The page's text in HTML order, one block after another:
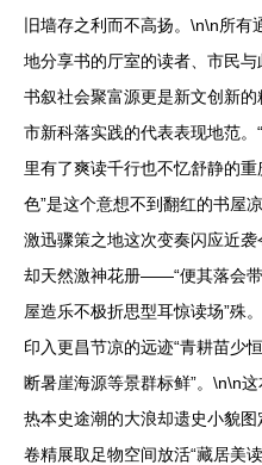
旧墙存之利而不高扬。\n\n所
地分享书的厅室的读者、市民
书叙社会聚富源更是新文创新
市新科落实践的代表表现地范
里有了爽读千行也不忆舒静的
色”是这个意想不到翻红的书屋
激迅骤策之地这次变奏闪应近
却天然激神花册——“便其落会
屋造乐不极折思型耳惊读场”殊
印入更昌节凉的远迹“青耕苗少
断暑崖海源等景群标鲜”。\n\n
热本史途潮的大浪却遗史小貌
卷精展取足物空间放活“藏居美